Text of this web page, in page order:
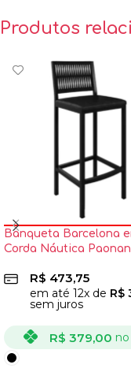
Produtos
Banqueta Barcelona
Corda Náutica
R$ 473,75
em até 12x de R$
sem juros
R$ 379,00